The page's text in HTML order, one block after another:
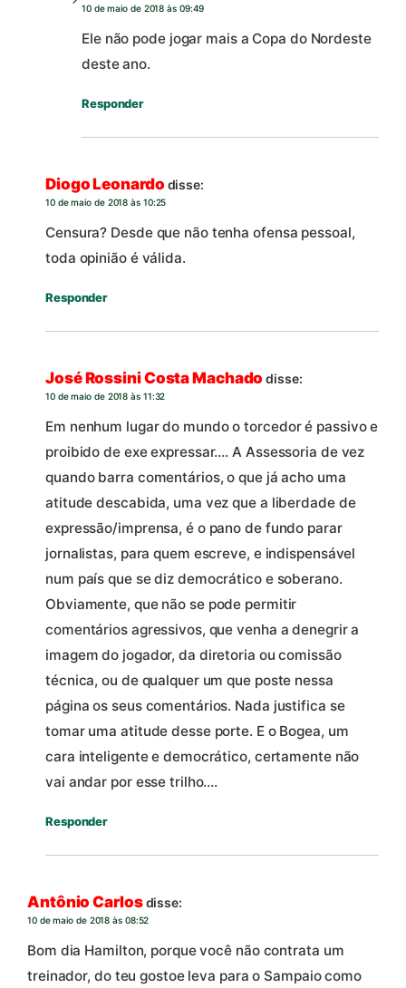
10 de maio de 2018 às 09:49
Ele não pode jogar mais a Copa do Nordeste
deste ano.
Responder
Diogo Leonardo disse:
10 de maio de 2018 às 10:25
Censura? Desde que não tenha ofensa pessoal,
toda opinião é válida.
Responder
José Rossini Costa Machado disse:
10 de maio de 2018 às 11:32
Em nenhum lugar do mundo o torcedor é passivo e
proibido de exe expressar…. A Assessoria de vez
quando barra comentários, o que já acho uma
atitude descabida, uma vez que a liberdade de
expressão/imprensa, é o pano de fundo parar
jornalistas, para quem escreve, e indispensável
num país que se diz democrático e soberano.
Obviamente, que não se pode permitir
comentários agressivos, que venha a denegrir a
imagem do jogador, da diretoria ou comissão
técnica, ou de qualquer um que poste nessa
página os seus comentários. Nada justifica se
tomar uma atitude desse porte. E o Bogea, um
cara inteligente e democrático, certamente não
vai andar por esse trilho….
Responder
Antônio Carlosdisse:
10 de maio de 2018 às 08:52
Bom dia Hamilton, porque você não contrata um
treinador, do teu gostoe leva para o Sampaio como